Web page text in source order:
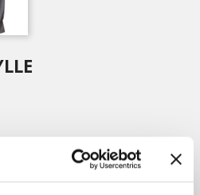
återskapande, teater